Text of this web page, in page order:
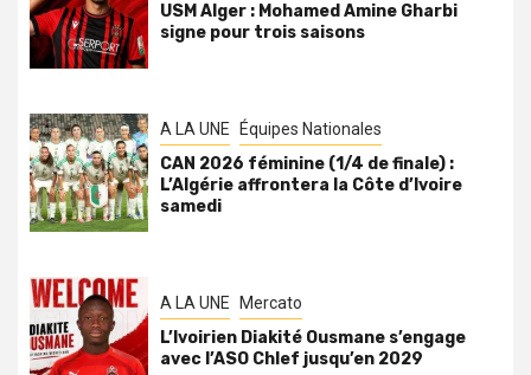
USM Alger : Mohamed Amine Gharbi
signe pour trois saisons
A LA UNE Équipes Nationales
CAN 2026 féminine (1/4 de finale) :
L’Algérie affrontera la Côte d’Ivoire
samedi
A LA UNE Mercato
L’Ivoirien Diakité Ousmane s’engage
avec l’ASO Chlef jusqu’en 2029